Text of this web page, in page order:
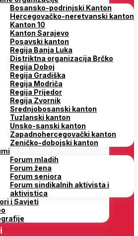
Bosansko-podrinjski Kanton
Hercegovačko-neretvanski kanton
Kanton 10
Kanton Sarajevo
Posavski kanton
Regija Banja Luka
Distriktna organizacija Brčko
Regija Doboj
Regija Gradiška
Regija Modriča
Regija Prijedor
Regija Zvornik
Srednjobosanski kanton
Tuzlanski kanton
Unsko-sanski kanton
Zapadnohercegovački kanton
Zeničko-dobojski kanton
Forum mladih
Forum žena
Forum seniora
Forum sindikalnih aktivista i
aktivistica
i Savjeti